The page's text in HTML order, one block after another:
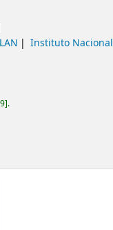
Instituto Nacional
.